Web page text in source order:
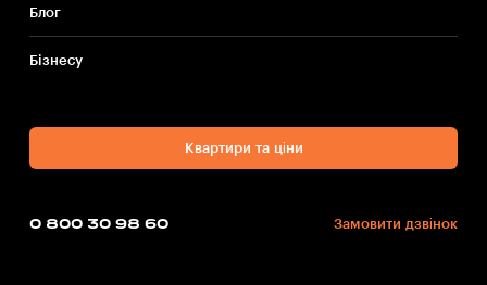
Блог
Бiзнесу
Квартири та ціни
0 800 30 98 60 Замовити дзвінок